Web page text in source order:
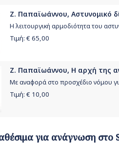
Ζ. Παπαϊωάννου, Αστυνομικό
Η λειτουργική αρμοδιότητα του
Τιμή: € 65,00
Ζ. Παπαϊωάννου, Η αρχή της
Με αναφορά στο προσχέδιο νόμου
Τιμή: € 10,00
για ανάγνωση